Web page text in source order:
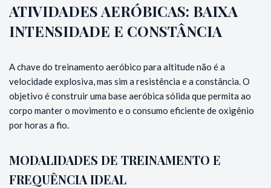
ATIVIDADES AERÓBICAS: BAIXA
INTENSIDADE E CONSTÂNCIA
A chave do treinamento aeróbico para altitude não é a
velocidade explosiva, mas sim a resistência e a constância. O
objetivo é construir uma base aeróbica sólida que permita ao
corpo manter o movimento e o consumo eficiente de oxigênio
por horas a fio.
MODALIDADES DE TREINAMENTO E
FREQUÊNCIA IDEAL